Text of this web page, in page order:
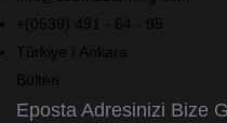
+(0539) 491 - 64 - 95
Türkiye / Ankara
Bülten
Eposta Adresinizi Bize